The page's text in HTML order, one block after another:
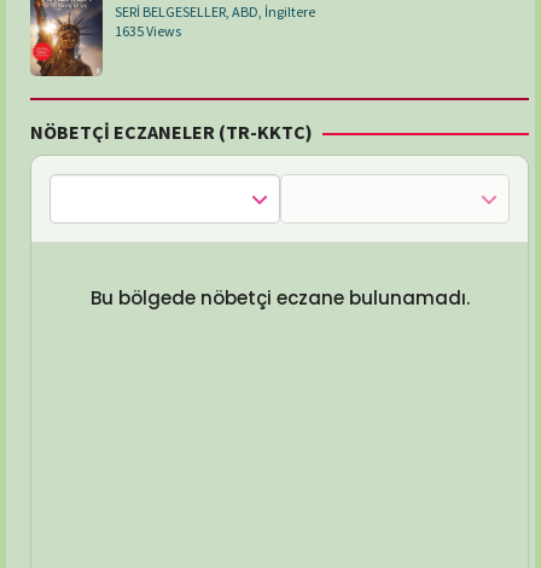
SERİ BELGESELLER ABD İngiltere
1635 Views
NÖBETÇİ ECZANELER (TR-KKTC)
Bu bölgede nöbetçi eczane bulunamadı.